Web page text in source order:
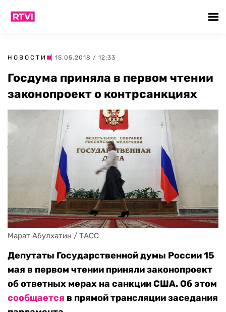
НОВОСТИ | 15.05.2018 / 12:33
Госдума приняла в первом чтении
законопроект о контрсанкциях
Марат Абулхатин / ТАСС
Депутаты Государственной думы России 15
мая в первом чтении приняли законопроект
об ответных мерах на санкции США. Об этом
сообщается в прямой трансляции заседания